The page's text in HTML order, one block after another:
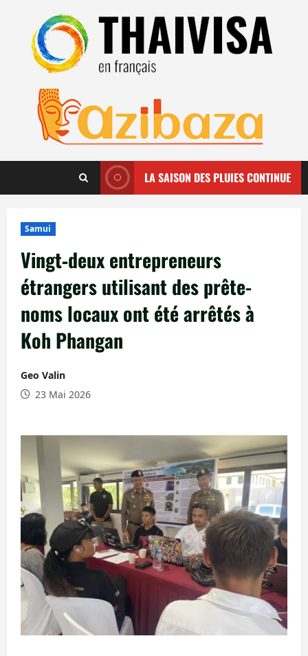
contenu
LA SAISON DES PLUIES CONTINUE
Samui
Vingt‑deux entrepreneurs
étrangers utilisant des prête-
noms locaux ont été arrêtés à
Koh Phangan
Geo Valin
23 Mai 2026